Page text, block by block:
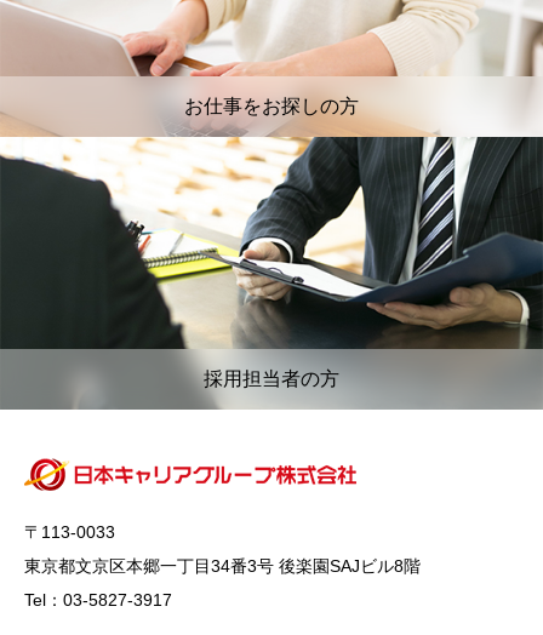
お仕事をお探しの方
採用担当者の方
〒113-0033
東京都文京区本郷一丁目34番3号 後楽園SAJビル8階
Tel：03-5827-3917